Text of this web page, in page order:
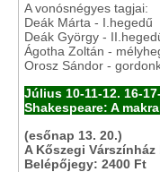
A vonósnégyes tagjai:
Deák Márta - I.hegedű
Deák György -
Ágotha Zoltán -
Orosz Sándor -
Július 10-11-12. 16-
Shakespeare: A
(esőnap 13. 20.)
A Kőszegi
Belépőjegy: 2400 Ft